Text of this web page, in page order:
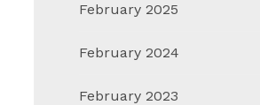
February 2025
February 2024
February 2023